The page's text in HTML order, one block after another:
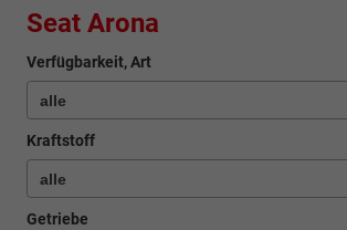
Seat Arona
Verfügbarkeit, Art
Kraftstoff
Getriebe